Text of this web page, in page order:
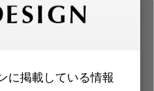
に掲載している情報
お届けします。